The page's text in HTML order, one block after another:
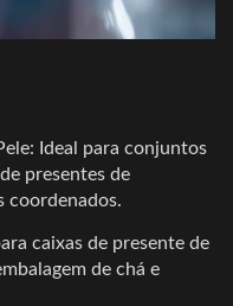
Ideal para conjuntos
presentes de
coordenados.
caixas de presente de
de chá e